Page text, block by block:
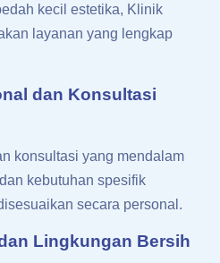
kecil estetika, Klinik
layanan yang lengkap
dan Konsultasi
konsultasi yang mendalam
kebutuhan spesifik
secara personal.
Lingkungan Bersih